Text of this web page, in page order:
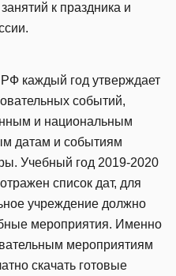
к праздника и
каждый год утверждает
событий,
и национальным
датам и событиям
Учебный год 2019-2020
список дат, для
учреждение должно
мероприятия. Именно
мероприятиям
скачать готовые